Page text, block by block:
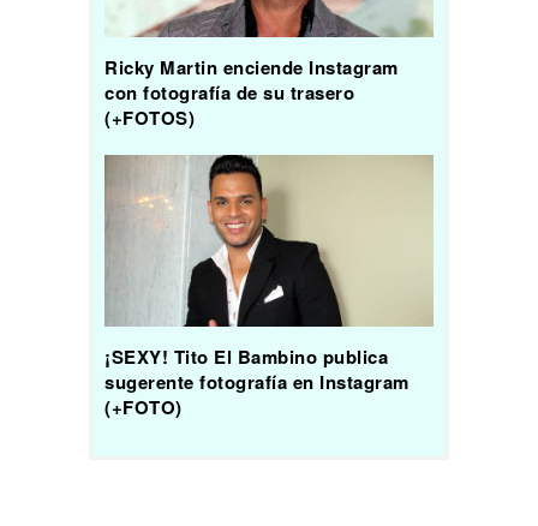
Ricky Martin enciende Instagram
con fotografía de su trasero
(+FOTOS)
¡SEXY! Tito El Bambino publica
sugerente fotografía en Instagram
(+FOTO)